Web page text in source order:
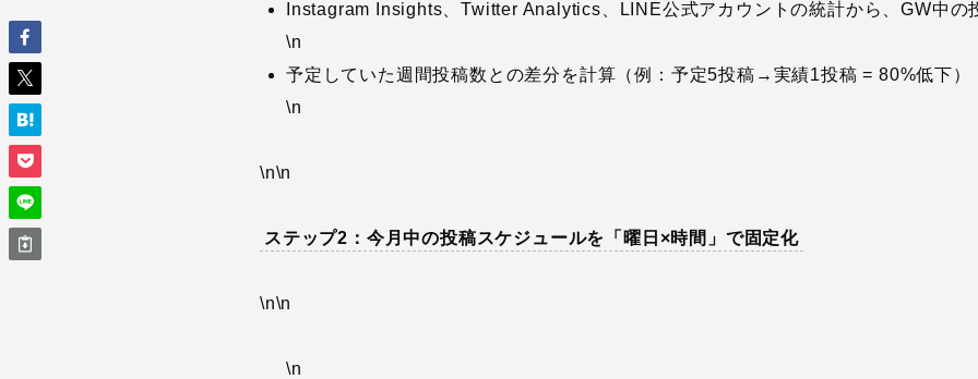
Instagram Insights、Twitter Analytics、LINE公式アカウントの統計から、GW中の
\n
予定していた週間投稿数との差分を計算（例：予定5投稿→実績1投稿 = 80%低下）
\n
\n\n
ステップ2：今月中の投稿スケジュールを「曜日×時間」で固定化
\n\n
\n